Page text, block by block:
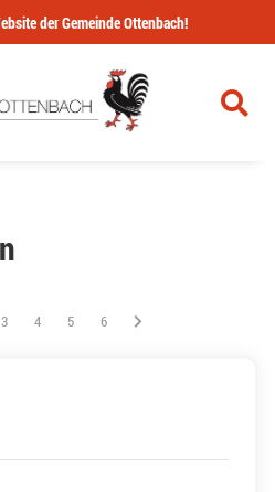
der Gemeinde Ottenbach!
page
sur la page
Vous êtes sur la page
3 Vous êtes sur la page
4 Vous êtes sur la page
5 Vous êtes sur la page
6